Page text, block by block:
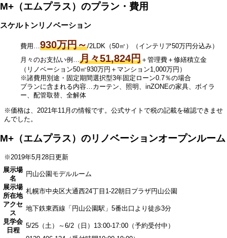
M+（エムプラス）のプラン・費用
スケルトンリノベーション
費用…930万円～/2LDK（50㎡）（インテリア50万円分込み）
月々のお支払い例…月々51,824円 ＋管理費＋修繕積立金
（リノベーション50㎡930万円＋マンション1,000万円）
※諸費用別途・固定期間選択型3年固定ローン0.7％の場合
プランに含まれる内容…カーテン、照明、inZONEの家具、ボイラ
ー、配管取替、全解体
※価格は、2021年11月の情報です。公式サイトで税の記載を確認できませ
んでした。
M+（エムプラス）のリノベーションオープンルーム
※2019年5月28日更新
展示場
名
円山公園モデルルーム
展示場
所在地
札幌市中央区大通西24丁目1-22朝日プラザ円山公園
アクセ
ス
地下鉄東西線「円山公園駅」5番出口より徒歩3分
見学会
日程
5/25（土）～6/2（日）13:00-17:00（予約受付中）